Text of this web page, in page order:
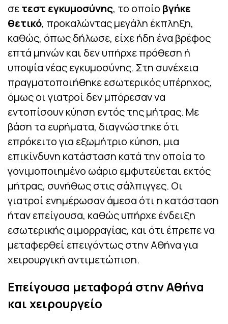
σετεστ εγκυμοσύνης, το οποίο βγήκε
θετικό, προκαλώντας μεγάλη έκπληξη,
καθώς, όπως δήλωσε, είχε ήδη ένα βρέφος
επτά μηνών και δεν υπήρχε πρόθεση ή
υποψία νέας εγκυμοσύνης. Στη συνέχεια
πραγματοποιήθηκε εσωτερικός υπέρηχος,
όμως οι γιατροί δεν μπόρεσαν να
εντοπίσουν κύηση εντός της μήτρας. Με
βάση τα ευρήματα, διαγνώστηκε ότι
επρόκειτο για εξωμήτριο κύηση, μια
επικίνδυνη κατάσταση κατά την οποία το
γονιμοποιημένο ωάριο εμφυτεύεται εκτός
μήτρας, συνήθως στις σάλπιγγες. Οι
γιατροί ενημέρωσαν άμεσα ότι η κατάσταση
ήταν επείγουσα, καθώς υπήρχε ένδειξη
εσωτερικής αιμορραγίας, και ότι έπρεπε να
μεταφερθεί επειγόντως στην Αθήνα για
χειρουργική αντιμετώπιση.
Επείγουσα μεταφορά στην Αθήνα
και χειρουργείο